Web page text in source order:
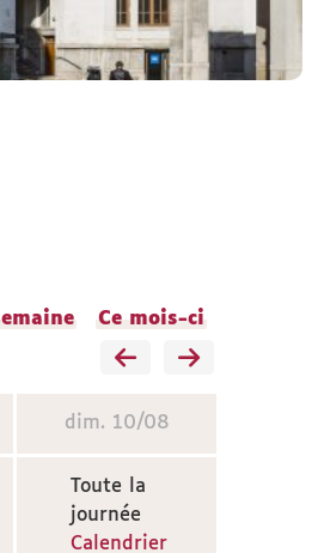
Ce mois-ci
dim. 10/08
Toute la
journée
Calendrier